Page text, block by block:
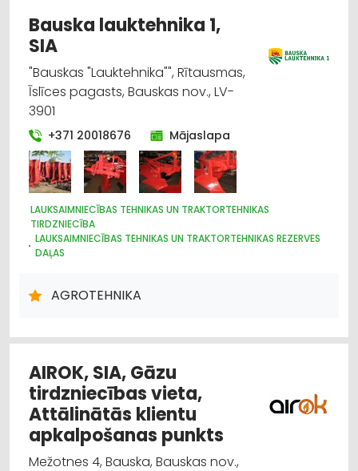
Bauska lauktehnika 1,
SIA
"Bauskas "Lauktehnika"", Rītausmas,
Īslīces pagasts, Bauskas nov., LV-
3901
+371 20018676 Mājaslapa
LAUKSAIMNIECĪBAS TEHNIKAS UN TRAKTORTEHNIKAS
TIRDZNIECĪBA
LAUKSAIMNIECĪBAS TEHNIKAS UN TRAKTORTEHNIKAS REZERVES
DAĻAS
METĀLAPSTRĀDES IEKĀRTAS UN INSTRUMENTI
DĀRZA TEHNIKA UN INVENTĀRS
MEŽKOPĪBAS UN MEŽIZSTRĀDES TEHNIKA
AGROTEHNIKA
AIROK, SIA, Gāzu
tirdzniecības vieta,
Attālinātās klientu
apkalpošanas punkts
Mežotnes 4, Bauska, Bauskas nov.,